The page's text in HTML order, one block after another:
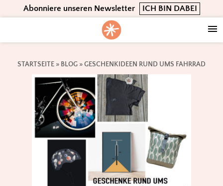
to
navigation
to
content
to
Abonniere unseren Newsletter ICH BIN DABEI
STARTSEITE » BLOG »GESCHENKIDEEN RUND UMS FAHRRAD